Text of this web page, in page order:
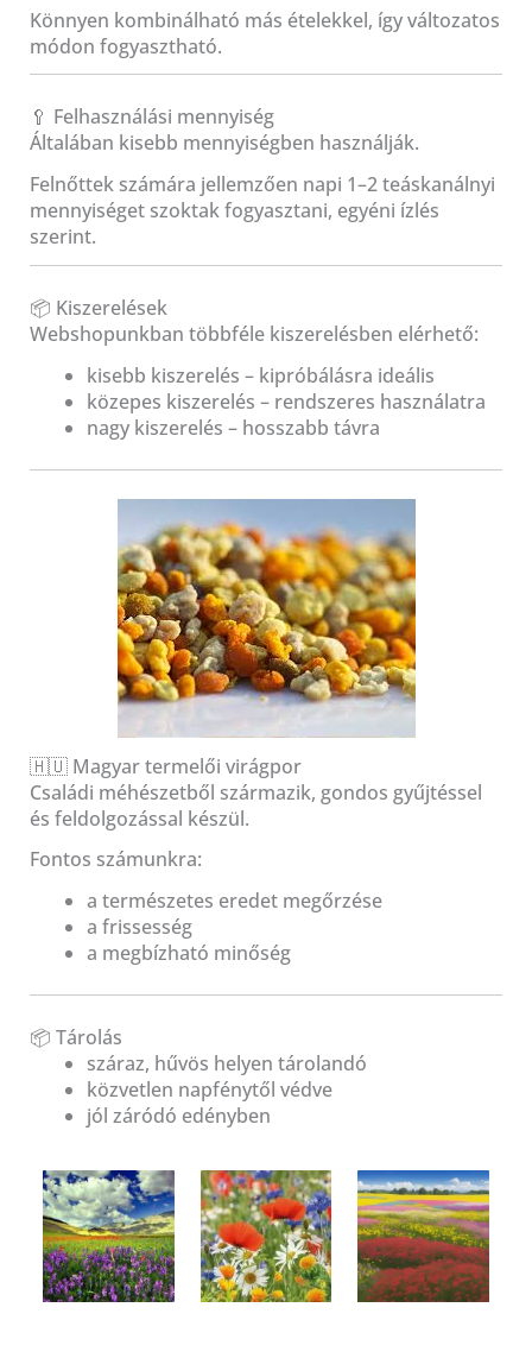
Könnyen kombinálható más ételekkel, így változatos
módon fogyasztható.
🥄 Felhasználási mennyiség
Általában kisebb mennyiségben használják.
Felnőttek számára jellemzően napi 1–2 teáskanálnyi
mennyiséget szoktak fogyasztani, egyéni ízlés
szerint.
📦 Kiszerelések
Webshopunkban többféle kiszerelésben elérhető:
kisebb kiszerelés – kipróbálásra ideális
közepes kiszerelés – rendszeres használatra
nagy kiszerelés – hosszabb távra
🇭🇺 Magyar termelői virágpor
Családi méhészetből származik, gondos gyűjtéssel
és feldolgozással készül.
Fontos számunkra:
a természetes eredet megőrzése
a frissesség
a megbízható minőség
📦 Tárolás
száraz, hűvös helyen tárolandó
közvetlen napfénytől védve
jól záródó edényben